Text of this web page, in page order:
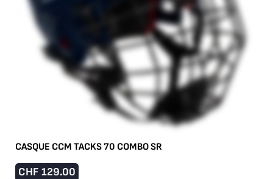
CASQUE CCM TACKS 70 COMBO SR
CHF 129.00